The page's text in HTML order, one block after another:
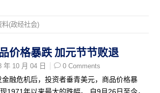
料(政经社会)
价格暴跌 加元节节败退
年 10 月 04 日 0 Comments
融危机后，投资者垂青美元，商品价格暴